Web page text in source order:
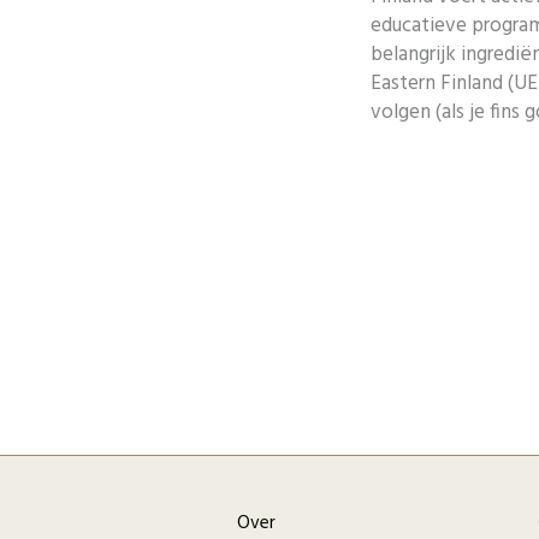
educatieve
belangrijk
Eastern Finland
volgen (als je fins
Over